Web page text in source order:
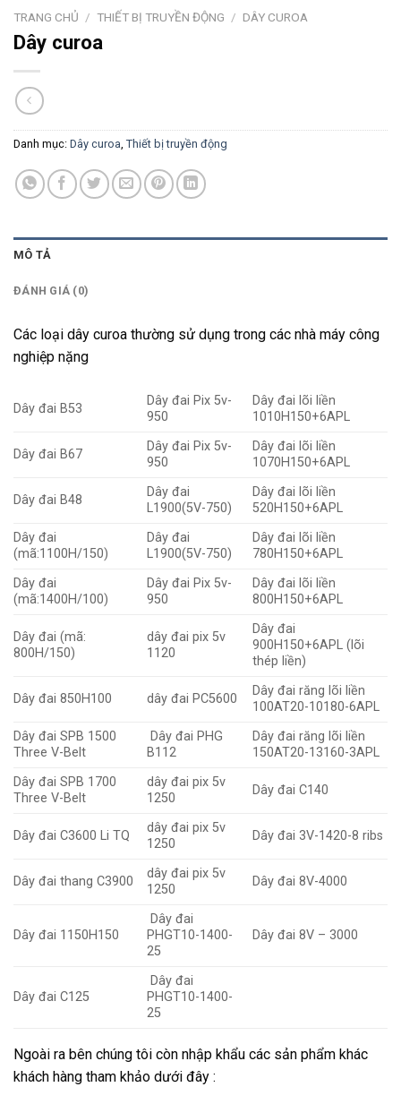
TRANG CHỦ / THIẾT BỊ TRUYỀN ĐỘNG / DÂY CUROA
Dây curoa
Danh mục: Dây curoa, Thiết bị truyền động
MÔ TẢ
ĐÁNH GIÁ (0)
Các loại dây curoa thường sử dụng trong các nhà máy công
nghiệp nặng
Dây đai B53
Dây đai Pix 5v-
950
Dây đai lõi liền
1010H150+6APL
Dây đai B67
Dây đai Pix 5v-
950
Dây đai lõi liền
1070H150+6APL
Dây đai B48
Dây đai
L1900(5V-750)
Dây đai lõi liền
520H150+6APL
Dây đai
(mã:1100H/150)
Dây đai
L1900(5V-750)
Dây đai lõi liền
780H150+6APL
Dây đai
(mã:1400H/100)
Dây đai Pix 5v-
950
Dây đai lõi liền
800H150+6APL
Dây đai (mã:
800H/150)
dây đai pix 5v
1120
Dây đai
900H150+6APL (lõi
thép liền)
Dây đai 850H100 dây đai PC5600
Dây đai răng lõi liền
100AT20-10180-6APL
Dây đai SPB 1500
Three V-Belt
Dây đai PHG
B112
Dây đai răng lõi liền
150AT20-13160-3APL
Dây đai SPB 1700
Three V-Belt
dây đai pix 5v
1250
Dây đai C140
Dây đai C3600 Li TQ
dây đai pix 5v
1250
Dây đai 3V-1420-8 ribs
Dây đai thang C3900
dây đai pix 5v
1250
Dây đai 8V-4000
Dây đai 1150H150
Dây đai
PHGT10-1400-
25
Dây đai 8V – 3000
Dây đai C125
Dây đai
PHGT10-1400-
25
Ngoài ra bên chúng tôi còn nhập khẩu các sản phẩm khác
khách hàng tham khảo dưới đây :